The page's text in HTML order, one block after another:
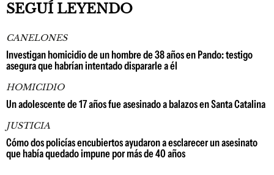
SEGUÍ LEYENDO
CANELONES
Investigan homicidio de un hombre de 38 años en Pando: testigo
asegura que habrían intentado dispararle a él
HOMICIDIO
Un adolescente de 17 años fue asesinado a balazos en Santa Catalina
JUSTICIA
Cómo dos policías encubiertos ayudaron a esclarecer un asesinato
que había quedado impune por más de 40 años